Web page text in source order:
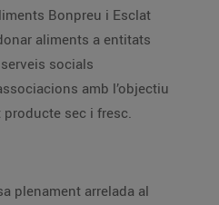
Bonpreu i Esclat
aliments a entitats
amb l’objectiu
sec i fresc.
plenament arrelada al